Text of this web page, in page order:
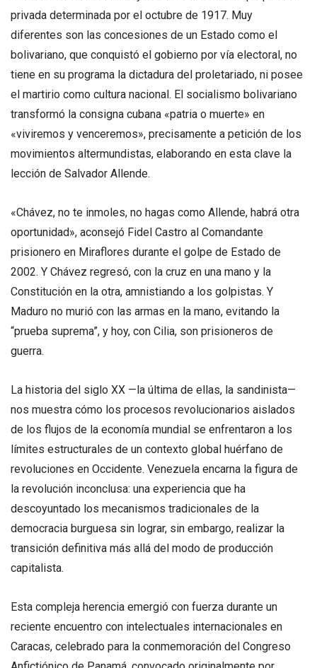
privada determinada por el octubre de 1917. Muy
diferentes son las concesiones de un Estado como el
bolivariano, que conquistó el gobierno por vía electoral, no
tiene en su programa la dictadura del proletariado, ni posee
el martirio como cultura nacional. El socialismo bolivariano
transformó la consigna cubana «patria o muerte» en
«viviremos y venceremos», precisamente a petición de los
movimientos altermundistas, elaborando en esta clave la
lección de Salvador Allende.
«Chávez, no te inmoles, no hagas como Allende, habrá otra
oportunidad», aconsejó Fidel Castro al Comandante
prisionero en Miraflores durante el golpe de Estado de
2002. Y Chávez regresó, con la cruz en una mano y la
Constitución en la otra, amnistiando a los golpistas. Y
Maduro no murió con las armas en la mano, evitando la
“prueba suprema”, y hoy, con Cilia, son prisioneros de
guerra.
La historia del siglo XX —la última de ellas, la sandinista—
nos muestra cómo los procesos revolucionarios aislados
de los flujos de la economía mundial se enfrentaron a los
límites estructurales de un contexto global huérfano de
revoluciones en Occidente. Venezuela encarna la figura de
la revolución inconclusa: una experiencia que ha
descoyuntado los mecanismos tradicionales de la
democracia burguesa sin lograr, sin embargo, realizar la
transición definitiva más allá del modo de producción
capitalista.
Esta compleja herencia emergió con fuerza durante un
reciente encuentro con intelectuales internacionales en
Caracas, celebrado para la conmemoración del Congreso